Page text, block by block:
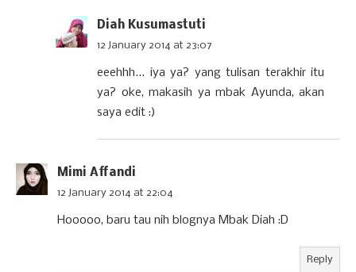
Diah Kusumastuti
12 January 2014 at 23:07
eeehhh... iya ya? yang tulisan terakhir itu
ya? oke, makasih ya mbak Ayunda, akan
saya edit :)
Mimi Affandi
12 January 2014 at 22:04
Hooooo, baru tau nih blognya Mbak Diah :D
Reply